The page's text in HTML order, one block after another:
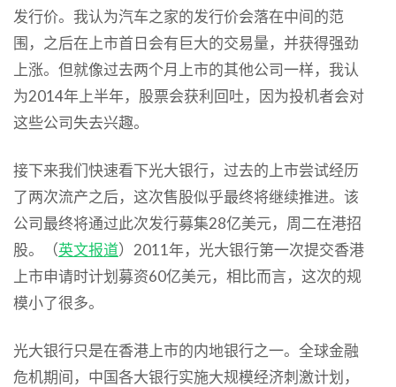
发行价。我认为汽车之家的发行价会落在中间的范
围，之后在上市首日会有巨大的交易量，并获得强劲
上涨。但就像过去两个月上市的其他公司一样，我认
为2014年上半年，股票会获利回吐，因为投机者会对
这些公司失去兴趣。
接下来我们快速看下光大银行，过去的上市尝试经历
了两次流产之后，这次售股似乎最终将继续推进。该
公司最终将通过此次发行募集28亿美元，周二在港招
股。（英文报道）2011年，光大银行第一次提交香港
上市申请时计划募资60亿美元，相比而言，这次的规
模小了很多。
光大银行只是在香港上市的内地银行之一。全球金融
危机期间，中国各大银行实施大规模经济刺激计划，